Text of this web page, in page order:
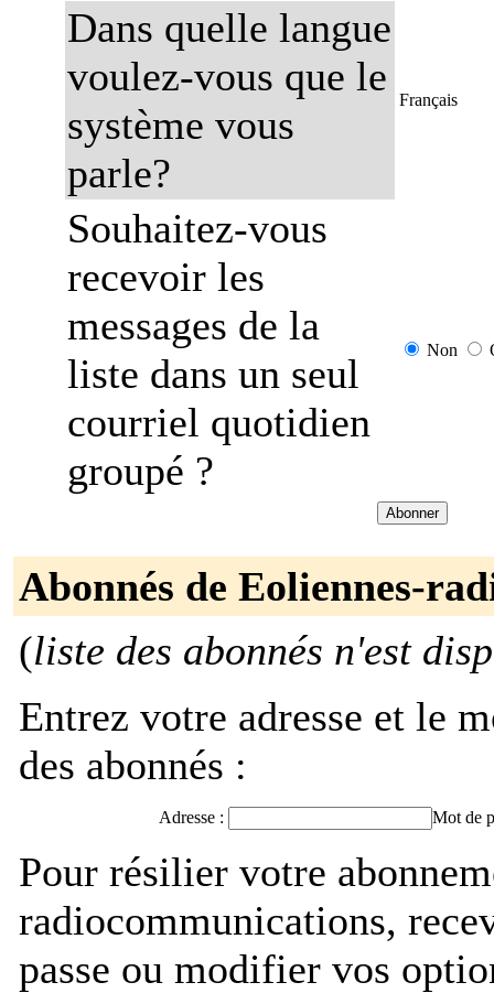
Dans quelle langue
voulez-vous que le
système vous
parle?
Français
Souhaitez-vous
recevoir les
messages de la
liste dans un seul
courriel quotidien
groupé ?
Non
Abonnés de Eoliennes-
(liste des abonnés n'est
Entrez votre adresse et le
des abonnés :
Adresse : Mot de
Pour résilier votre
radiocommunications,
passe ou modifier vos